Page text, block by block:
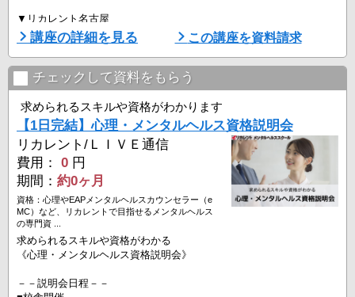
▼リカレント名古屋
・教室とオンラインで同時開催。参加方法を選択いただけます。お申
込み後の参加方法の変更も可能です。
8月18日（火）14:00-16:30 ※
▼オンライン開催
・全国にお住まいの方対象
8月8日（土）16:00-18:30 ※
8月18日（火）14:00-16:30 ※
8月22日（土）16:00-18:30 ※
・「※」の日程は、リカレント専任講師による授業体験付 ...
講座の詳細を見る この講座を資料請求
チェックして資料をもらう
求められるスキルや資格がわかります
【1日完結】心理・メンタルヘルス資格説明会
リカレント/ＬＩＶＥ通信
費用：
0 円
期間： 約0ヶ月
資格：心理やEAPメンタルヘルスカウンセラー（e
MC）など、リカレントで目指せるメンタルヘルス
の専門資 ...
求められるスキルや資格がわかる
《心理・メンタルヘルス資格説明会》
－－説明会日程－－